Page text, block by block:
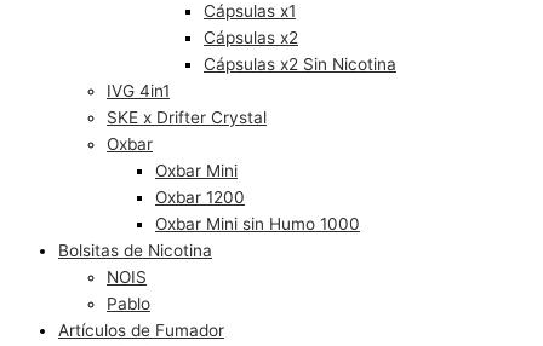
Cápsulas x1
Cápsulas x2
Cápsulas x2 Sin Nicotina
IVG 4in1
SKE x Drifter Crystal
Oxbar
Oxbar Mini
Oxbar 1200
Oxbar Mini sin Humo 1000
Bolsitas de Nicotina
NOIS
Pablo
Artículos de Fumador